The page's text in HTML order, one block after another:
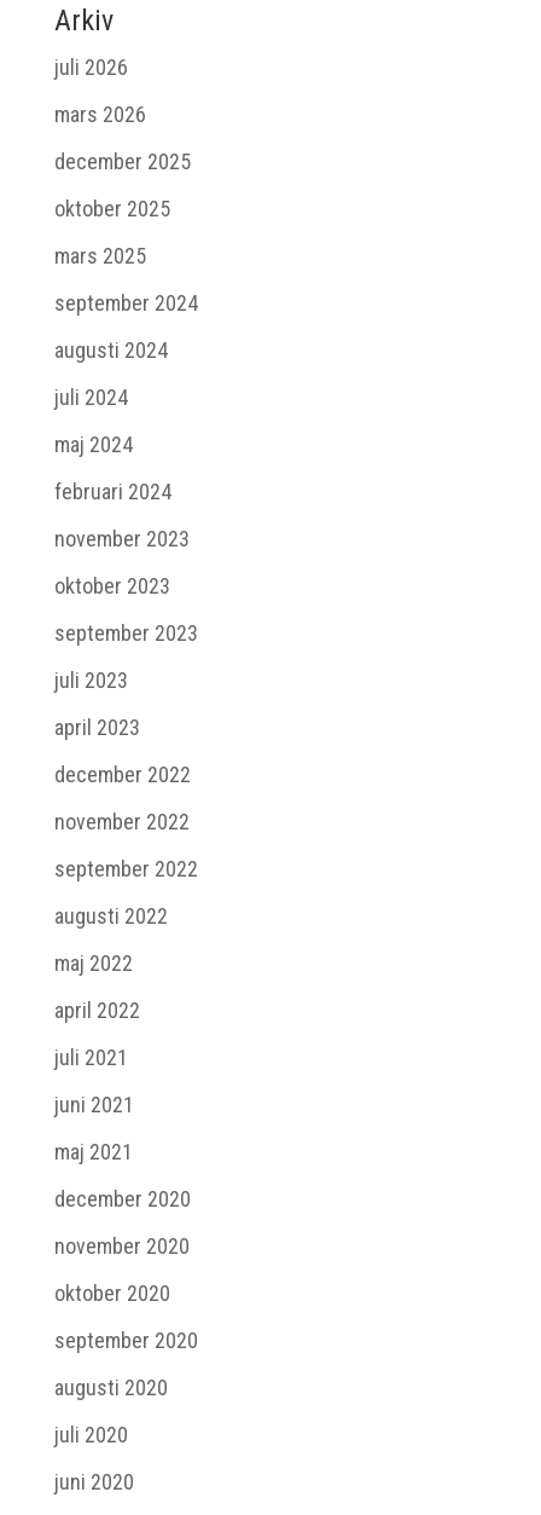
Arkiv
juli 2026
mars 2026
december 2025
oktober 2025
mars 2025
september 2024
augusti 2024
juli 2024
maj 2024
februari 2024
november 2023
oktober 2023
september 2023
juli 2023
april 2023
december 2022
november 2022
september 2022
augusti 2022
maj 2022
april 2022
juli 2021
juni 2021
maj 2021
december 2020
november 2020
oktober 2020
september 2020
augusti 2020
juli 2020
juni 2020